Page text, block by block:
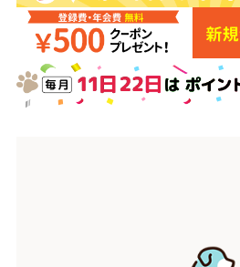
ドッグフード
美容・ケア用品
アフターサービス
商品リクエスト